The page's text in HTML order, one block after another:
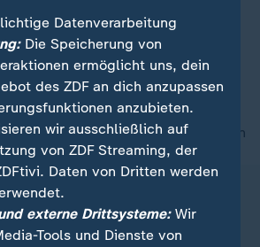
ins Kabinett bringen. ZDF-
Daniel Pontzen mit den
nach oben
Datenverarbeitung
Die Speicherung von
ermöglicht uns, dein
des ZDF an dich anzupassen
anzubieten.
wir ausschließlich auf
von ZDF Streaming, der
Daten von Dritten werden
externe Drittsysteme:Wir
Tools und Dienste von